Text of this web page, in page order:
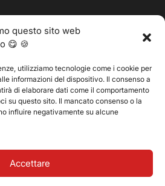
questo sito web
😋 🍪
utilizziamo tecnologie come i cookie per
informazioni del dispositivo. Il consenso a
di elaborare dati come il comportamento
su questo sito. Il mancato consenso o la
influire negativamente su alcune
Accettare
Tutti i diritti riservati.
sulla privacy